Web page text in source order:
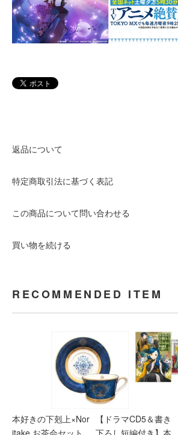
返品について
特定商取引法に基づく表記
この商品について問い合わせる
買い物を続ける
RECOMMENDED ITEM
本好きの下剋上×Nor
itake お茶会セット
【ドラマCD5＆書き
下ろし短編付き】本